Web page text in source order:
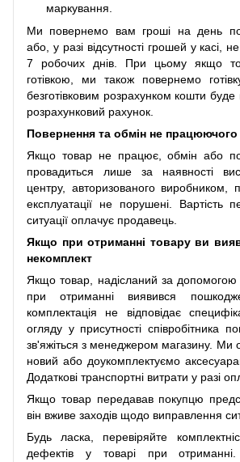
маркування.
Ми повернемо вам гроші на день
або, у разі відсутності грошей у касі,
7 робочих днів. При цьому якщо
готівкою, ми також повернемо
безготівковим розрахунком кошти
розрахунковий рахунок.
Повернення та обмін не
Якщо товар не працює, обмін або
провадиться лише за наявності
центру, авторизованого
експлуатації не порушені. Вартість
ситуації оплачує продавець.
Якщо при отриманні товару ви
некомплект
Якщо товар, надісланий за допомогою
при отриманні виявився
комплектація не відповідає
огляду у присутності співробітника
зв'яжіться з менеджером магазину. Ми
новий або доукомплектуємо
Додаткові транспортні витрати у разі
Якщо товар передавав покупцю
він вживе заходів щодо виправлення
Будь ласка, перевіряйте
дефектів у товарі при